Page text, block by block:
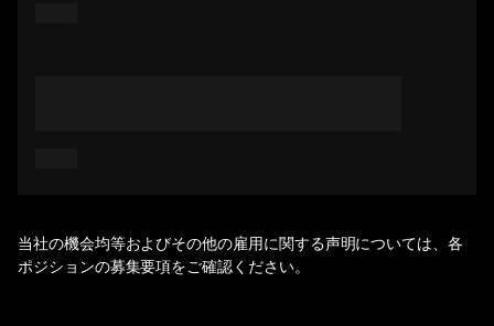
当社の機会均等およびその他の雇用に関する声明については、各
ポジションの募集要項をご確認ください。